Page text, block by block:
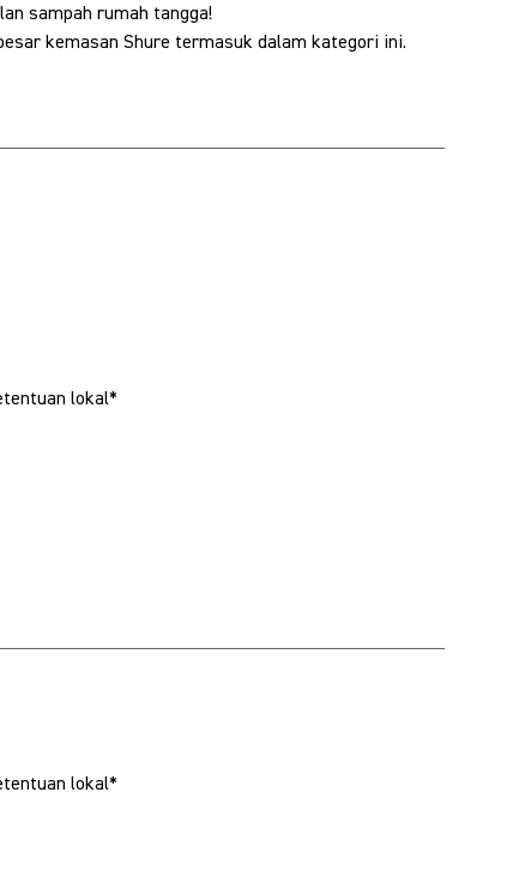
sampah rumah tangga!
kemasan Shure termasuk dalam kategori ini.
lokal*
lokal*